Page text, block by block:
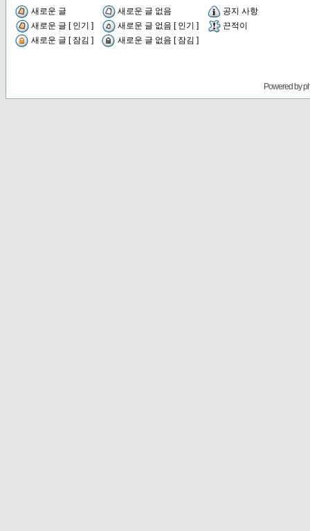
새로운 글 새로운 글 없음
공지 사항
새로운 글 [ 인기 ]
새로운 글 없음 [ 인기 ]
끈적이
새로운 글 [ 잠김 ]
새로운 글 없음 [ 잠김 ]
Powered by